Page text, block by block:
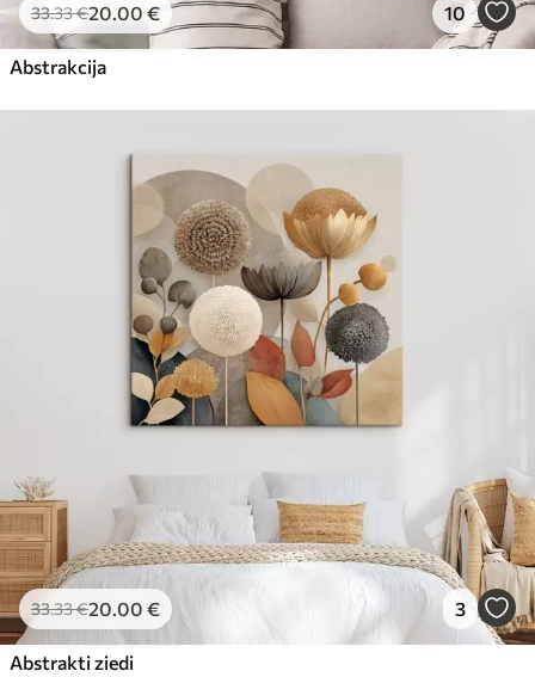
33.33€20.00 € 10
Abstrakcija
33.33€20.00 € 3
Abstrakti ziedi